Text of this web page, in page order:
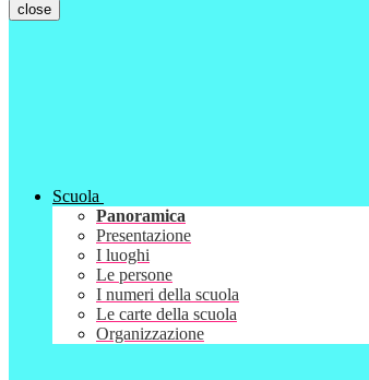
close
Scuola
Panoramica
Presentazione
I luoghi
Le persone
I numeri della scuola
Le carte della scuola
Organizzazione